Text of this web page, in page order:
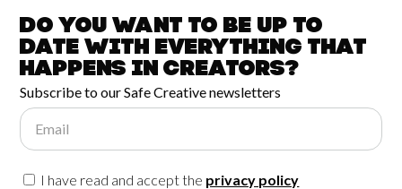
Do you want to be up to
date witheverything that
happens inCreators?
Subscribe to our Safe Creative newsletters
Email
I have read and accept the privacy policy